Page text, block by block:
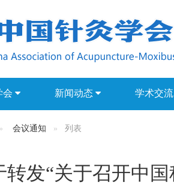
会 新闻动态 学术交
会议通知 列表
转发“关于召开中